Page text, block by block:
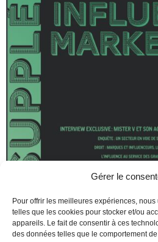
Gérer le
Pour offrir les meilleures expériences,
telles que les cookies pour stocker et/ou
appareils. Le fait de consentir à ces
des données telles que le comportement
Merci à Valéry Pothain.
Stratégies.
Le cabinet DEBAECQUE FAURE